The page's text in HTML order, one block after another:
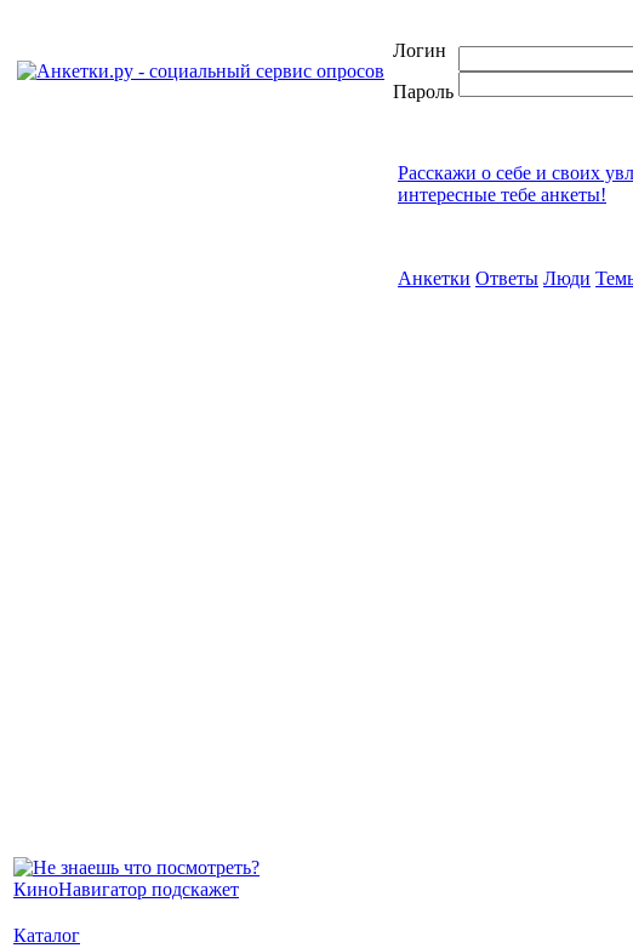
Логин
Пароль
Каталог
Расскажи о себе и своих
интересные тебе анкеты!
Анкетки Ответы Люди